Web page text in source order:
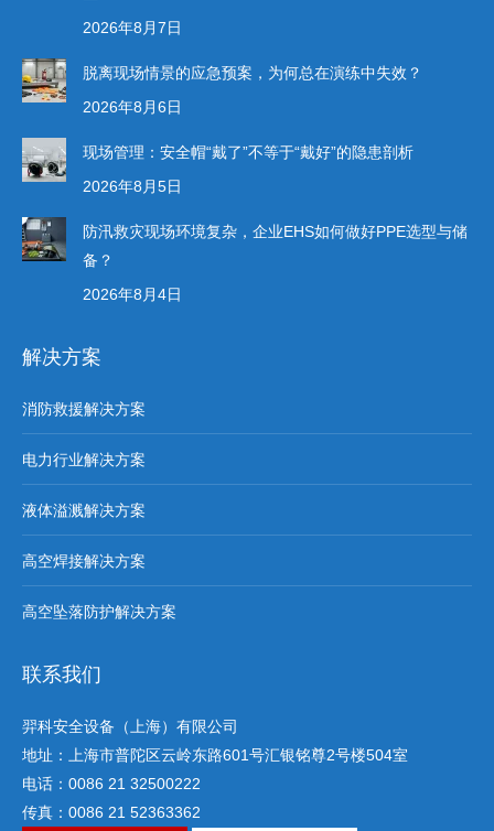
2026年8月7日
脱离现场情景的应急预案，为何总在演练中失效？
2026年8月6日
现场管理：安全帽“戴了”不等于“戴好”的隐患剖析
2026年8月5日
防汛救灾现场环境复杂，企业EHS如何做好PPE选型与储
备？
2026年8月4日
解决方案
消防救援解决方案
电力行业解决方案
液体溢溅解决方案
高空焊接解决方案
高空坠落防护解决方案
联系我们
羿科安全设备（上海）有限公司
地址：上海市普陀区云岭东路601号汇银铭尊2号楼504室
电话：0086 21 32500222
传真：0086 21 52363362